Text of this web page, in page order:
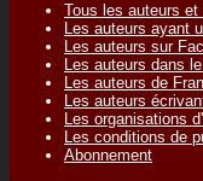
Tous les auteurs et
Les auteurs ayant
Les auteurs sur
Les auteurs dans
Les auteurs de
Les auteurs
Les organisations
Les conditions de
Abonnement